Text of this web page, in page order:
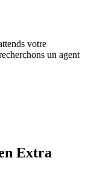
votre
un agent
Extra